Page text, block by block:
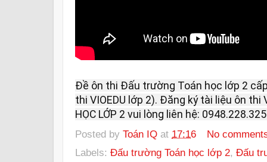
Đề ôn thi Đấu trường Toán học lớp 2
thi VIOEDU lớp 2). Đăng ký tài liệu ôn thi
HỌC LỚP 2 vui lòng liên hệ:
Posted by Toán IQ at 17:16
No
Labels: Đấu trường Toán học lớp 2, Đấu